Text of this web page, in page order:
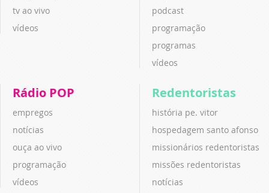
tv ao vivo
vídeos
podcast
programação
programas
vídeos
Rádio POP
empregos
notícias
ouça ao vivo
programação
vídeos
Redentoristas
história pe. vitor
hospedagem santo afonso
missionários redentoristas
missões redentoristas
notícias